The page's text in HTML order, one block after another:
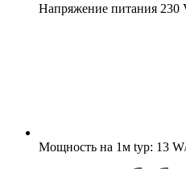
Напряжение питания 230
Мощность на 1м typ: 13